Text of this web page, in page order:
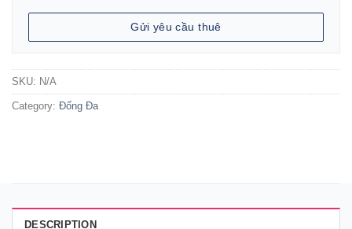
Gửi yêu cầu thuê
SKU: N/A
Category: Đống Đa
DESCRIPTION